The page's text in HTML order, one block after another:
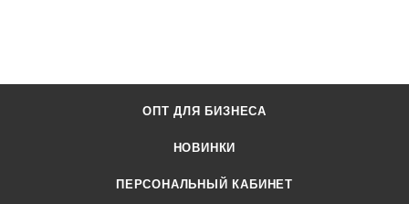
ОПТ ДЛЯ БИЗНЕСА
НОВИНКИ
ПЕРСОНАЛЬНЫЙ КАБИНЕТ